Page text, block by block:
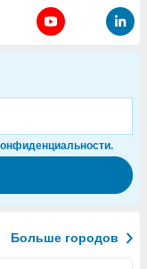
Больше городов